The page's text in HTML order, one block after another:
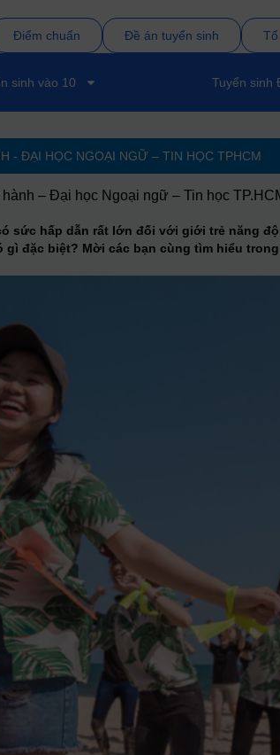
Điểm chuẩn Đề án tuyển sinh
sinh vào 10 Tuyển sinh
- ĐẠI HỌC NGOẠI NGỮ – TIN HỌC TPHCM
– Đại học Ngoại ngữ – Tin học
sức hấp dẫn rất lớn đối với giới trẻ năng
đặc biệt? Mời các bạn cùng tìm hiểu